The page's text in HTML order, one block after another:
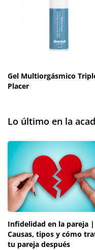
Gel Multiorgásmico
Placer
Lo último en la
Infidelidad en la pareja |
Causas, tipos y cómo
tu pareja después